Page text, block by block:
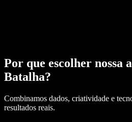
Por que escolher nossa
Batalha?
Combinamos dados, criatividade e
resultados reais.